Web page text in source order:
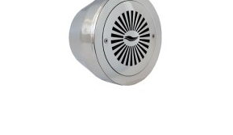
Измерение параметров воды
Строительные материалы